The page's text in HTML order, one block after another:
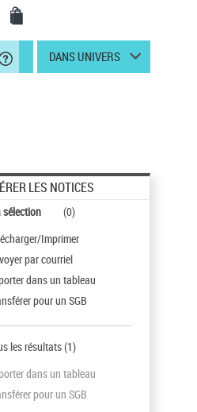
DANS UNIVERS
LES NOTICES
sélection (0)
Imprimer
par courriel
dans un tableau
pour un SGB
les résultats(1)
dans un tableau
pour un SGB